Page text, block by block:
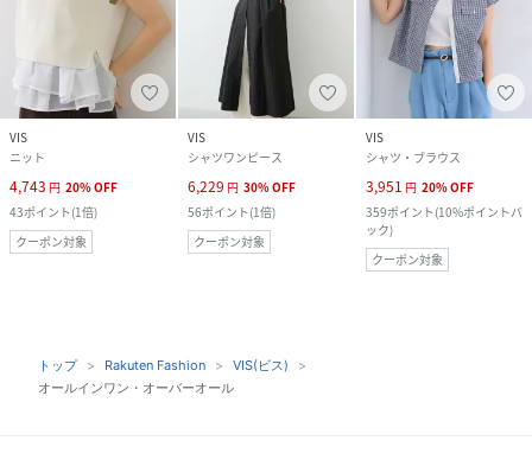
VIS
ニット
4,743 円 20%OFF
43ポイント(1倍)
クーポン対象
VIS
シャツワンピース
6,229 円 30%OFF
56ポイント(1倍)
クーポン対象
VIS
シャツ・ブラウス
3,951 円 20%OFF
359ポイント(10%ポイントバ
ック)
クーポン対象
トップ Rakuten Fashion
VIS(ビス)
オールインワン・オーバーオール